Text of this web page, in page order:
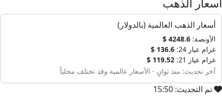
أسعار الذهب العالمية (بالدولار)
الأونصة: 4248.6 $
غرام عيار 24:
136.6 $
غرام عيار 21:
119.52 $
آخر تحديث: منذ ثوانٍ - الأسعار عالمية وقد تختلف محلياً
تم التحديث: 15:50